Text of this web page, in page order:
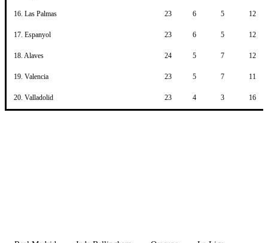
16. Las Palmas 23 6 5 12
17. Espanyol 23 6 5 12
18. Alaves 24 5 7 12
19. Valencia 23 5 7 11
20. Valladolid 23 4 3 16